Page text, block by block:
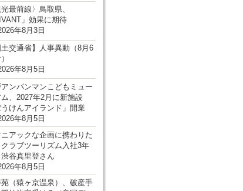
光最前線〉鳥取県、
」効果に期待
年8月3日
土交通省】人事異動（8月6
年8月5日
ンパンマンこどもミュー
ム、2027年2月に新施設
うけんアイランド」開業
年8月5日
ニアックな企画に携わりた
クラブツーリズム入社3年
谷真里登さん
年8月5日
（猿ヶ京温泉）、破産手